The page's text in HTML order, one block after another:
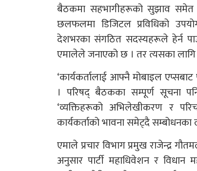
बैठकमा सहभागीहरूको सुझाव समेत
छलफलमा डिजिटल प्रविधिको
देशभरका संगठित सदस्यहरूले हेर्न
एमालेले जनाएको छ । तर त्यसका
‘कार्यकर्तालाई आफ्नै मोबाइल
। परिषद् बैठकका सम्पूर्ण सूचना
‘व्यक्तिहरूको अभिलेखीकरण र
कार्यकर्ताको भावना समेट्दै सम्बोधनका
एमाले प्रचार विभाग प्रमुख राजेन्द्र
अनुसार पार्टी महाधिवेशन र